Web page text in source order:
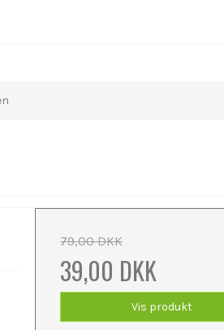
79,00 DKK
39,00 DKK
Vis produkt